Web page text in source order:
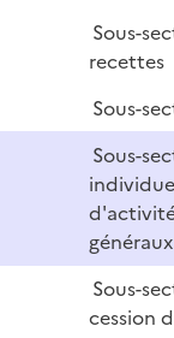
e
r
p
l
e
r
Sous-
recettes
Sous-
Sous-
Sous-
cession